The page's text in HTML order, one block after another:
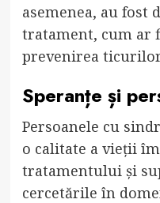
asemenea, au fost
tratament, cum ar
prevenirea
Speranțe și
Persoanele cu
o calitate a vieții
tratamentului și
cercetările în